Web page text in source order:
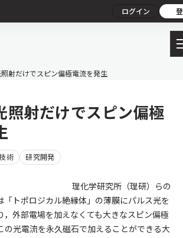
ログイン
射だけでスピン偏極電流を発生
照射だけでスピン偏極
術 研究開発
理化学研究所（理研）らの
「トポロジカル絶縁体」の薄膜にパルス光を
，外部電場を加えなくても大きなスピン偏極
の光電流を永久磁石で加えることができる大